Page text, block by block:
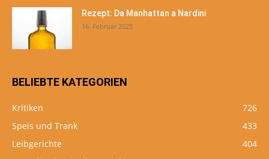
Rezept: Da Manhattan a Nardini
16. Februar 2025
BELIEBTE KATEGORIEN
Kritiken
726
Speis und Trank
433
Leibgerichte
404